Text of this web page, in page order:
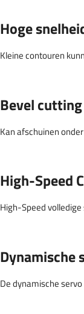
Hoge
Kleine contouren
Bevel cutting
Kan afschuinen
High-Speed
High-Speed
Dynamische
De dynamische